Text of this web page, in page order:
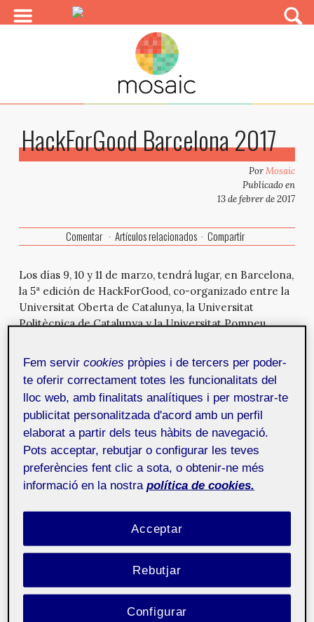
HackForGood Barcelona 2017
PorMosaic
Publicado en
13 de febrer de 2017
Comentar Artículos relacionados Compartir
Los días 9, 10 y 11 de marzo, tendrá lugar, en Barcelona,
la 5ª edición de HackForGood, co-organizado entre la
Universitat Oberta de Catalunya, la Universitat
Politècnica de Catalunya y la Universitat Pompeu
Hacia una “Data Driven Economy”. El foco de la
edición de HackForGood 2017 es el desarrollo de
aplicaciones y servicios que hagan uso masivo de datos
y tengan un gran impacto social. Aplicaciones y
servicios que resuelvan retos de “la Economía de los
Datos” en la que vivimos. Puede tratarse de soluciones
a retos sobre educación, sanidad, industria, economía
digital, inclusión social, sostenibilidad ambiental, etc.
Como siempre, el reto lo seleccionas y lo pones solo
tú.
Habrá premios locales en cada una de las sedes,
premios globales, premios de continuidad… Habrá
premios para todos porque, como un Hacker ForGood
nos decía el año pasado: “El verdadero premio es
Fem servircookies pròpies i de tercers per poder-
te oferir correctament totes les funcionalitats del
lloc web, amb finalitats analítiques i per mostrar-te
publicitat personalitzada d'acord amb un perfil
elaborat a partir dels teus hàbits de navegació.
Pots acceptar, rebutjar o configurar les teves
preferències fent clic a sota, o obtenir-ne més
informació en la nostra política de cookies.
Rebutjar
Acceptar
Configurar